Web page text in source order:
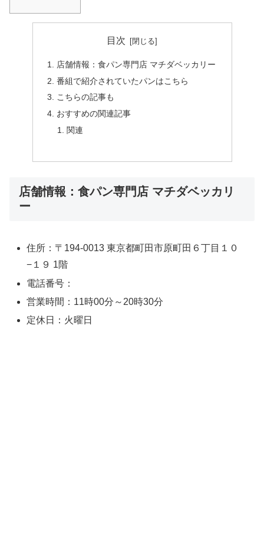
目次
店舗情報：食パン専門店 マチダベッカリー
番組で紹介されていたパンはこちら
こちらの記事も
おすすめの関連記事
関連
店舗情報：食パン専門店 マチダベッカリ
ー
住所：〒194-0013 東京都町田市原町田６丁目１０
−１９ 1階
電話番号：
営業時間：11時00分～20時30分
定休日：火曜日